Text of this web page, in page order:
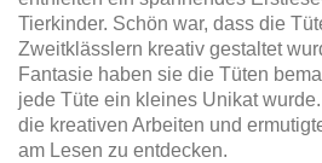
Tierkinder. Schön war, dass die
Zweitklässlern kreativ gestaltet
Fantasie haben sie die Tüten
jede Tüte ein kleines Unikat
die kreativen Arbeiten und
am Lesen zu entdecken.